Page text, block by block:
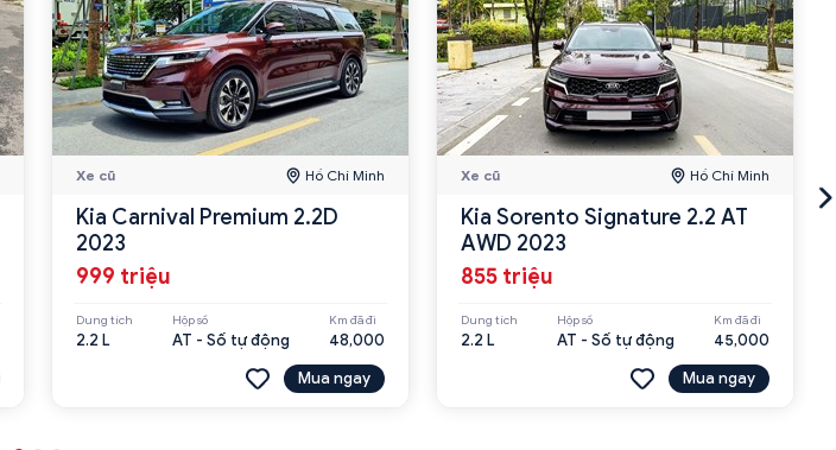
Xe cũ Hồ Chí Minh
Kia Carnival Premium 2.2D
2023
999 triệu
Dung tích
2.2 L
Hộp số
AT - Số tự động
Km đã đi
48,000
Mua ngay
Xe cũ Hồ Chí Minh
Kia Sorento Signature 2.2 AT
AWD 2023
855 triệu
Dung tích
2.2 L
Hộp số
AT - Số tự động
Km đã đi
45,000
Mua ngay